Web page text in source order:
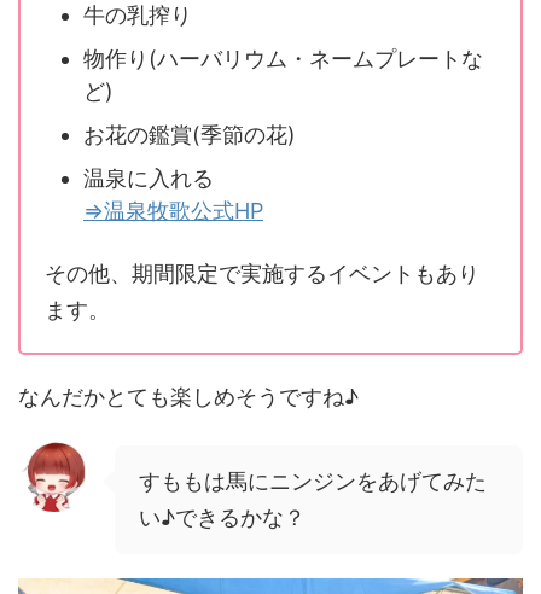
牛の乳搾り
物作り(ハーバリウム・ネームプレートな
ど)
お花の鑑賞(季節の花)
温泉に入れる
⇒温泉牧歌公式HP
その他、期間限定で実施するイベントもあり
ます。
なんだかとても楽しめそうですね♪
すももは馬にニンジンをあげてみた
い♪できるかな？